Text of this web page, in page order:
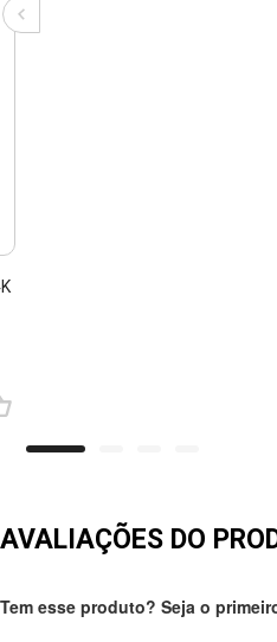
AVALIAÇÕES DO
Tem esse produto? Seja o